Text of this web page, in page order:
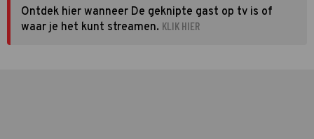
Ontdek hier wanneer De geknipte gast op tv is of
waar je het kunt streamen. KLIK HIER